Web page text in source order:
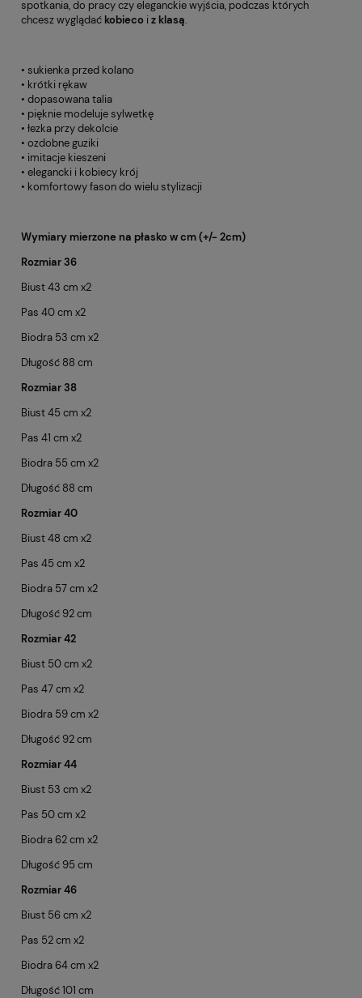
spotkania, do pracy czy eleganckie wyjścia, podczas których
chcesz wyglądać kobieco i z klasą.
• sukienka przed kolano
• krótki rękaw
• dopasowana talia
• pięknie modeluje sylwetkę
• łezka przy dekolcie
• ozdobne guziki
• imitacje kieszeni
• elegancki i kobiecy krój
• komfortowy fason do wielu stylizacji
Wymiary mierzone na płasko w cm (+/- 2cm)
Rozmiar 36
Biust 43 cm x2
Pas 40 cm x2
Biodra 53 cm x2
Długość 88 cm
Rozmiar 38
Biust 45 cm x2
Pas 41 cm x2
Biodra 55 cm x2
Długość 88 cm
Rozmiar 40
Biust 48 cm x2
Pas 45 cm x2
Biodra 57 cm x2
Długość 92 cm
Rozmiar 42
Biust 50 cm x2
Pas 47 cm x2
Biodra 59 cm x2
Długość 92 cm
Rozmiar 44
Biust 53 cm x2
Pas 50 cm x2
Biodra 62 cm x2
Długość 95 cm
Rozmiar 46
Biust 56 cm x2
Pas 52 cm x2
Biodra 64 cm x2
Długość 101 cm